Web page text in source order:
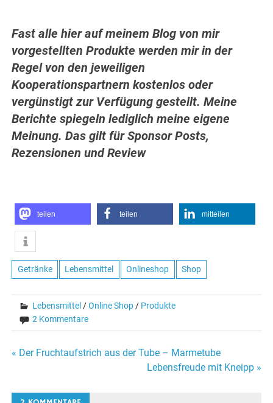
Fast alle hier auf meinem Blog von mir
vorgestellten Produkte werden mir in der
Regel von den jeweiligen
Kooperationspartnern kostenlos oder
vergünstigt zur Verfügung gestellt. Meine
Berichte spiegeln lediglich meine eigene
Meinung. Das gilt für Sponsor Posts,
Rezensionen und Review
teilen teilen mitteilen
Getränke Lebensmittel Onlineshop Shop
Lebensmittel /Online Shop/ Produkte
2 Kommentare
Beitragsnavigation
« Der Fruchtaufstrich aus der Tube – Marmetube
Lebensfreude mit Kneipp »